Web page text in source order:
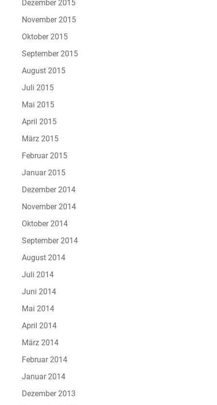
Dezember 2015
November 2015
Oktober 2015
September 2015
August 2015
Juli 2015
Mai 2015
April 2015
März 2015
Februar 2015
Januar 2015
Dezember 2014
November 2014
Oktober 2014
September 2014
August 2014
Juli 2014
Juni 2014
Mai 2014
April 2014
März 2014
Februar 2014
Januar 2014
Dezember 2013